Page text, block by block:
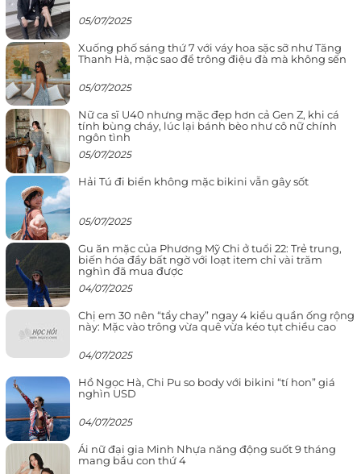
05/07/2025
Xuống phố sáng thứ 7 với váy hoa sặc sỡ như Tăng
Thanh Hà, mặc sao để trông điệu đà mà không sến
05/07/2025
Nữ ca sĩ U40 nhưng mặc đẹp hơn cả Gen Z, khi cá
tính bùng cháy, lúc lại bánh bèo như cô nữ chính
ngôn tình
05/07/2025
Hải Tú đi biển không mặc bikini vẫn gây sốt
05/07/2025
Gu ăn mặc của Phương Mỹ Chi ở tuổi 22: Trẻ trung,
biến hóa đầy bất ngờ với loạt item chỉ vài trăm
nghìn đã mua được
04/07/2025
Chị em 30 nên “tẩy chay” ngay 4 kiểu quần ống rộng
này: Mặc vào trông vừa quê vừa kéo tụt chiều cao
04/07/2025
Hồ Ngọc Hà, Chi Pu so body với bikini “tí hon” giá
nghìn USD
04/07/2025
Ái nữ đại gia Minh Nhựa năng động suốt 9 tháng
mang bầu con thứ 4